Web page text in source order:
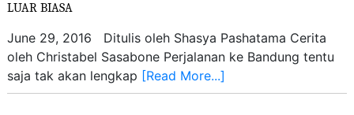
LUAR BIASA
June 29, 2016 Ditulis oleh Shasya Pashatama Cerita
oleh Christabel Sasabone Perjalanan ke Bandung tentu
saja tak akan lengkap [Read More...]